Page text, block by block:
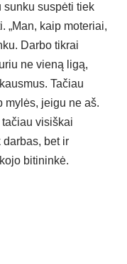
sunku suspėti tiek
„Man, kaip moteriai,
Darbo tikrai
ne vieną ligą,
Tačiau
mylės, jeigu ne aš.
visiškai
darbas, bet ir
bitininkė.